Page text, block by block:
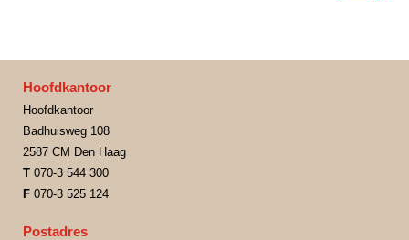
Hoofdkantoor
Hoofdkantoor
Badhuisweg 108
2587 CM Den Haag
T 070-3 544 300
F 070-3 525 124
Postadres